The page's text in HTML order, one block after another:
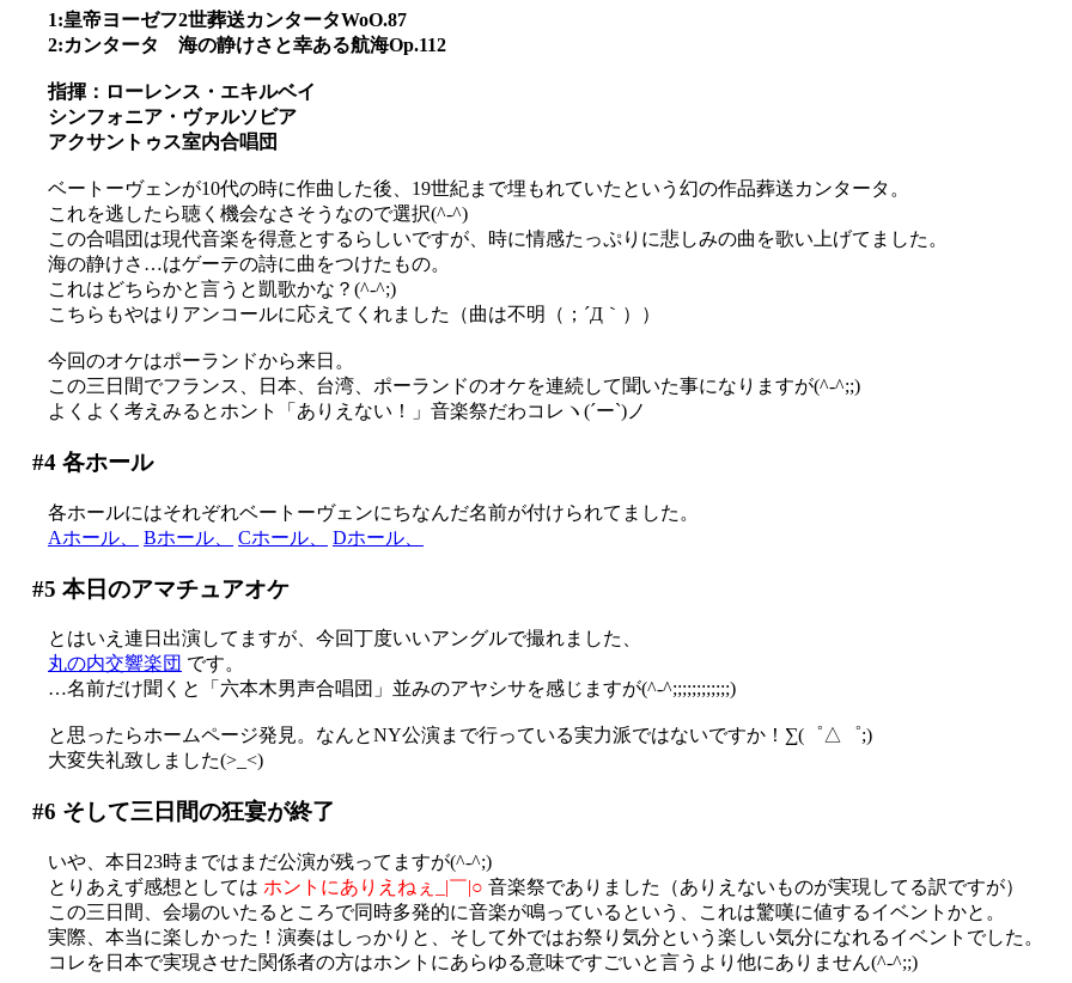
1:皇帝ヨーゼフ2世葬送カンタータWoO.87
2:カンタータ 海の静けさと幸ある航海Op.112
指揮：ローレンス・エキルベイ
シンフォニア・ヴァルソビア
アクサントゥス室内合唱団
ベートーヴェンが10代の時に作曲した後、19世紀まで埋もれていたという幻の作品葬送カンタータ。
これを逃したら聴く機会なさそうなので選択(^-^)
この合唱団は現代音楽を得意とするらしいですが、時に情感たっぷりに悲しみの曲を歌い上げてました。
海の静けさ…はゲーテの詩に曲をつけたもの。
これはどちらかと言うと凱歌かな？(^-^;)
こちらもやはりアンコールに応えてくれました（曲は不明（；´Д｀））
今回のオケはポーランドから来日。
この三日間でフランス、日本、台湾、ポーランドのオケを連続して聞いた事になりますが(^-^;;)
よくよく考えみるとホント「ありえない！」音楽祭だわコレヽ(´ー`)ノ
#4各ホール
各ホールにはそれぞれベートーヴェンにちなんだ名前が付けられてました。
Aホール、
Bホール、 Cホール、 Dホール、
#5 本日のアマチュアオケ
とはいえ連日出演してますが、今回丁度いいアングルで撮れました、
丸の内交響楽団 です。
…名前だけ聞くと「六本木男声合唱団」並みのアヤシサを感じますが(^-^;;;;;;;;;;;;)
と思ったらホームページ発見。なんとNY公演まで行っている実力派ではないですか！∑(゜△゜;)
大変失礼致しました(>_<)
#6 そして三日間の狂宴が終了
いや、本日23時まではまだ公演が残ってますが(^-^;)
とりあえず感想としては ホントにありえねぇ_|￣|○ 音楽祭でありました（ありえないものが実現してる訳ですが）
この三日間、会場のいたるところで同時多発的に音楽が鳴っているという、これは驚嘆に値するイベントかと。
実際、本当に楽しかった！演奏はしっかりと、そして外ではお祭り気分という楽しい気分になれるイベントでした。
コレを日本で実現させた関係者の方はホントにあらゆる意味ですごいと言うより他にありません(^-^;;)